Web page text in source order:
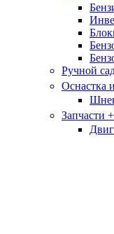
Ручной
Оснастка
Запчасти +